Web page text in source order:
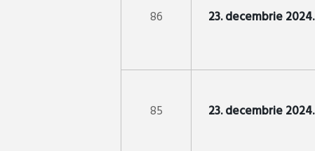
86 23. decembrie 2024.
85 23. decembrie 2024.